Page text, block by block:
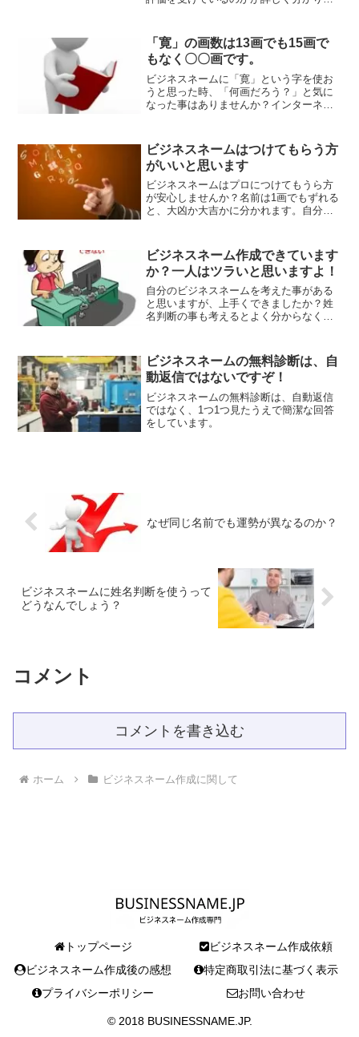
「寛」の画数は13画でも15画で
もなく〇〇画です。
ビジネスネームに「寛」という字を使お
うと思った時、「何画だろう？」と気に
なった事はありませんか？インターネッ
どっちなんだろうと迷いますが、実は寛
の画数はそのどちらで120
ビジネスネームはつけてもらう方
がいいと思います
ビジネスネームはプロにつけてもうら方
が安心しませんか？名前は1画でもずれる
と、大凶か大吉かに分かれます。自分で
ってみるのも一つの手です。
ビジネスネーム作成できています
か？一人はツラいと思いますよ！
自分のビジネスネームを考えた事がある
と思いますが、上手くできましたか？姓
名判断の事も考えるとよく分からなくな
で、プロと一緒にビジネスネームを考え
てみませんか？
ビジネスネームの無料診断は、自
動返信ではないですぞ！
ビジネスネームの無料診断は、自動返信
ではなく、1つ1つ見たうえで簡潔な回答
をしています。
なぜ同じ名前でも運勢が異なるのか？
ビジネスネームに姓名判断を使うって
どうなんでしょう？
コメント
コメントを書き込む
ホーム ビジネスネーム作成に関して
トップページ
ビジネスネーム作成依頼
ビジネスネーム作成後の感想
特定商取引法に基づく表示
プライバシーポリシー
お問い合わせ
© 2018 BUSINESSNAME.JP.